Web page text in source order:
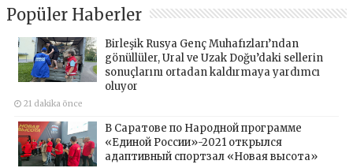
Popüler Haberler
Birleşik Rusya Genç Muhafızları’ndan
gönüllüler, Ural ve Uzak Doğu’daki sellerin
sonuçlarını ortadan kaldırmaya yardımcı
oluyor
21 dakika önce
В Саратове по Народной программе
«Единой России»-2021 открылся
адаптивный спортзал «Новая высота»